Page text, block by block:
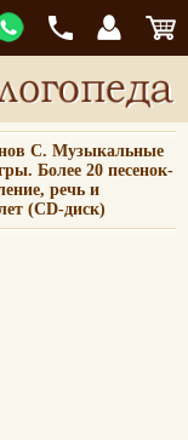
С. Музыкальные
Более 20 песенок-
речь и
(CD-диск)